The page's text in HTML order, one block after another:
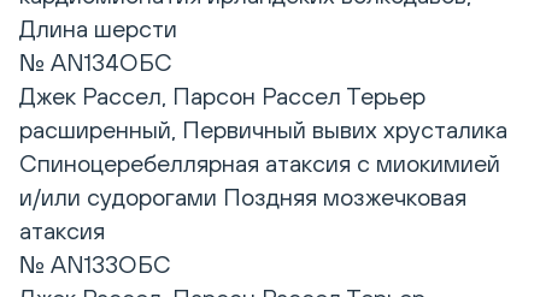
Длина шерсти
№ AN134ОБС
Джек Рассел, Парсон Рассел Терьер
расширенный, Первичный вывих хрусталика
Спиноцеребеллярная атаксия с миокимией
и/или судорогами Поздняя мозжечковая
атаксия
№ AN133ОБС